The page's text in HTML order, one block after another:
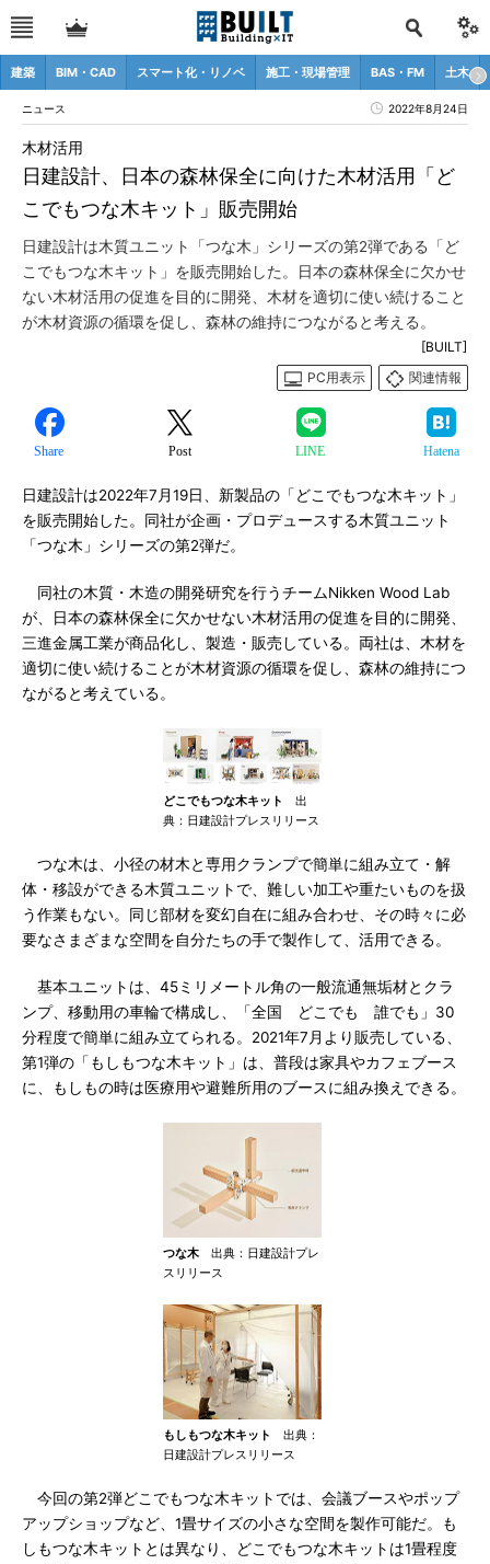
建築 BIM・CAD スマート化・リノベ 施工・現場管理 BAS・FM 土木
ニュース 2022年8月24日
日建設計、日本の森林保全に向けた木材活用「ど
こでもつな木キット」販売開始
木材活用
日建設計は木質ユニット「つな木」シリーズの第2弾である「ど
こでもつな木キット」を販売開始した。日本の森林保全に欠かせ
ない木材活用の促進を目的に開発、木材を適切に使い続けること
が木材資源の循環を促し、森林の維持につながると考える。
[BUILT]
PC用表示
関連情報
Share Post LINE Hatena
日建設計は2022年7月19日、新製品の「どこでもつな木キット」
を販売開始した。同社が企画・プロデュースする木質ユニット
「つな木」シリーズの第2弾だ。
同社の木質・木造の開発研究を行うチームNikken Wood Lab
が、日本の森林保全に欠かせない木材活用の促進を目的に開発、
三進金属工業が商品化し、製造・販売している。両社は、木材を
適切に使い続けることが木材資源の循環を促し、森林の維持につ
ながると考えている。
どこでもつな木キット
出
典：日建設計プレスリリース
つな木は、小径の材木と専用クランプで簡単に組み立て・解
体・移設ができる木質ユニットで、難しい加工や重たいものを扱
う作業もない。同じ部材を変幻自在に組み合わせ、その時々に必
要なさまざまな空間を自分たちの手で製作して、活用できる。
基本ユニットは、45ミリメートル角の一般流通無垢材とクラ
ンプ、移動用の車輪で構成し、「全国 どこでも 誰でも」30
分程度で簡単に組み立てられる。2021年7月より販売している、
第1弾の「もしもつな木キット」は、普段は家具やカフェブース
に、もしもの時は医療用や避難所用のブースに組み換えできる。
つな木 出典：日建設計プレ
スリリース
もしもつな木キット
出典：
日建設計プレスリリース
今回の第2弾どこでもつな木キットでは、会議ブースやポップ
アップショップなど、1畳サイズの小さな空間を製作可能だ。も
しもつな木キットとは異なり、どこでもつな木キットは1畳程度